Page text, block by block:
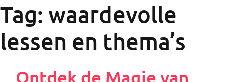
Tag: waardevolle
lessen en thema’s
Ontdek de Magie van